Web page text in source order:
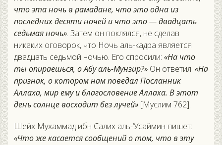
что эта ночь в рамадане, что это одна из
последних десяти ночей и что это — двадцать
седьмая ночь». Затем он поклялся, не сделав
никаких оговорок, что Ночь аль-кадра является
двадцать седьмой ночью. Его спросили: «На что
ты опираешься, о Абу аль-Мунзир?» Он ответил: «На
признак, о котором нам поведал Посланник
Аллаха, мир ему и благословение Аллаха. В этот
день солнце восходит без лучей» [Муслим 762].
Шейх Мухаммад ибн Салих аль-‘Усаймин пишет:
«Что же касается сообщений о том, что в эту